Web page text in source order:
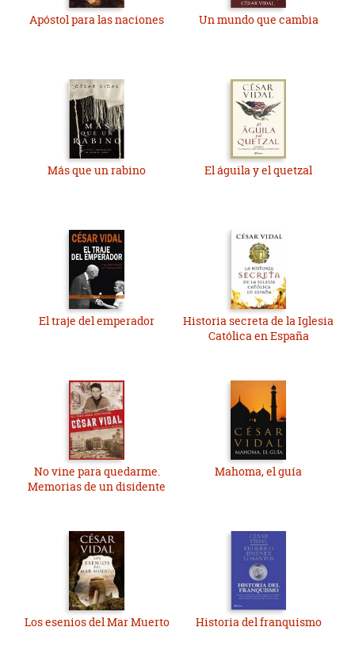
Apóstol para las naciones Un mundo que cambia
Más que un rabino El águila y el quetzal
El traje del emperador
Historia secreta de la Iglesia
Católica en España
No vine para quedarme.
Memorias de un disidente
Mahoma, el guía
Los esenios del Mar Muerto Historia del franquismo